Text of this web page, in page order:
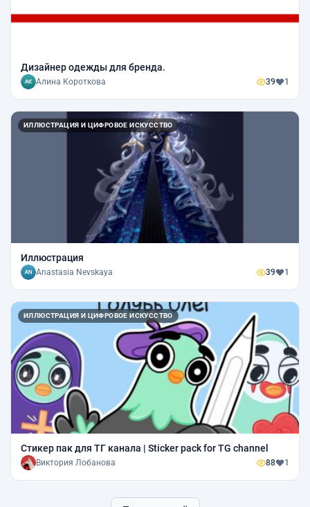
Дизайнер одежды для бренда.
Алина Короткова 39 1
ИЛЛЮСТРАЦИЯ И ЦИФРОВОЕ ИСКУССТВО
Иллюстрация
Anastasia Nevskaya 39 1
ИЛЛЮСТРАЦИЯ И ЦИФРОВОЕ ИСКУССТВО
Стикер пак для ТГ канала | Sticker pack for TG channel
Виктория Лобанова 88 1